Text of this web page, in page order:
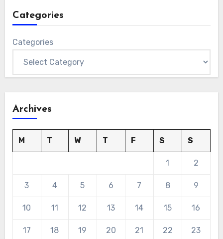
Categories
Categories
Archives
M T W T F S S
1 2
3 4 5 6 7 8 9
10 11 12 13 14 15 16
17 18 19 20 21 22 23